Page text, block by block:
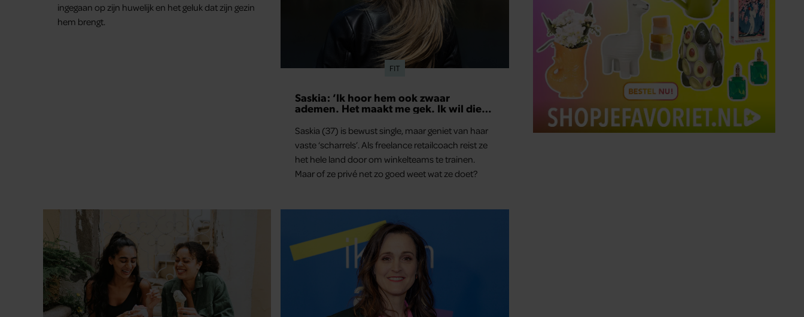
ingegaan op zijn huwelijk en het geluk dat zijn gezin
hem brengt.
FIT
Saskia: ‘Ik hoor hem ook zwaar
ademen. Het maakt me gek. Ik wil die
Saskia (37) is bewust single, maar geniet van haar
vaste ‘scharrels’. Als freelance retailcoach reist ze
het hele land door om winkelteams te trainen.
Maar of ze privé net zo goed weet wat ze doet?